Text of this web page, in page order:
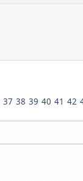
37 38 39 40 41 42